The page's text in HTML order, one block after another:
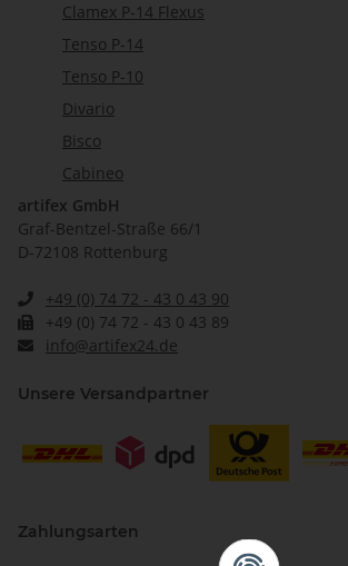
Clamex P-14 Flexus
Tenso P-14
Tenso P-10
Divario
Bisco
Cabineo
artifex GmbH
Graf-Bentzel-Straße 66/1
D-72108 Rottenburg
+49 (0) 74 72 - 43 0 43 90
+49 (0) 74 72 - 43 0 43 89
info@artifex24.de
Unsere Versandpartner
Zahlungsarten